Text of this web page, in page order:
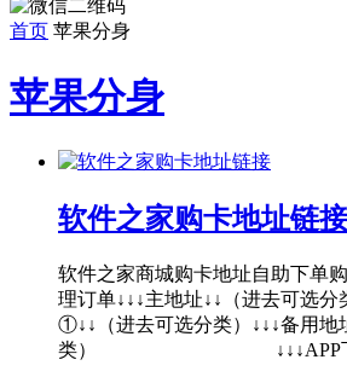
首页 苹果分身
苹果分身
软件之家购卡地址链接
软件之家商城购卡地址自助下单
理订单↓↓↓主地址↓↓（进去可选分
①↓↓（进去可选分类）↓↓↓备用
类） ↓↓↓APP下